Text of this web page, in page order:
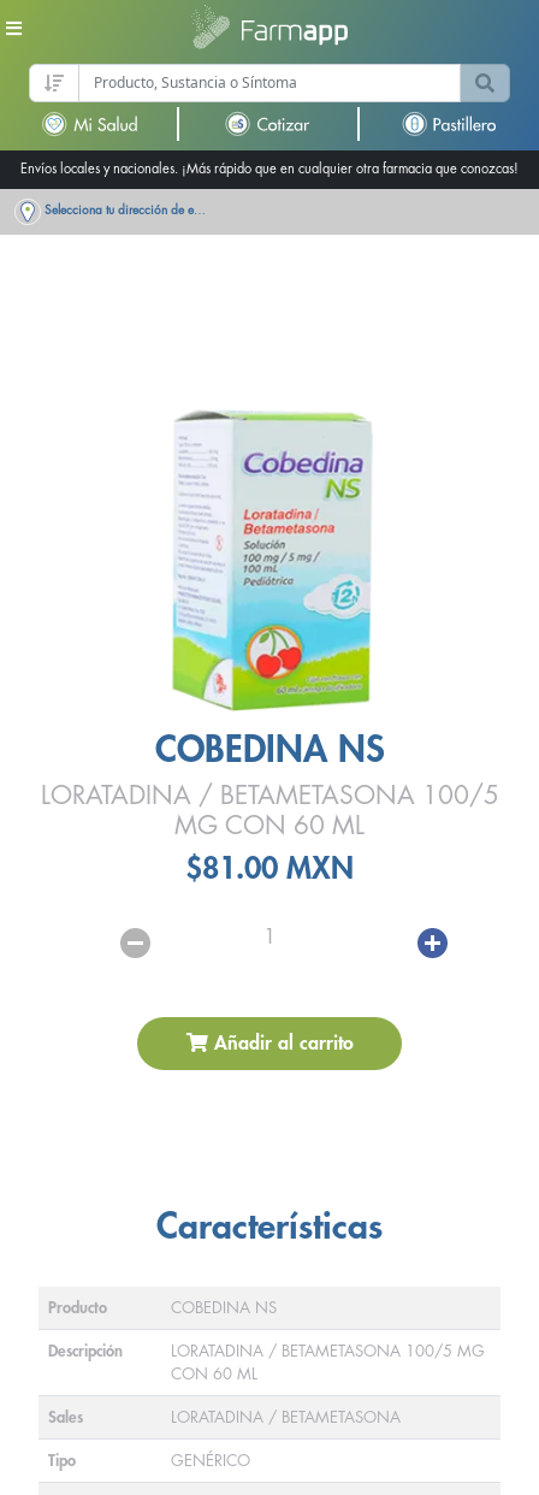
Envíos locales y nacionales. ¡Más rápido que en cualquier otra farmacia que conozcas!
Selecciona tu dirección de entrega
COBEDINA NS
LORATADINA / BETAMETASONA 100/5
MG CON 60 ML
$81.00 MXN
1
Añadir al carrito
Características
Producto COBEDINA NS
Descripción
LORATADINA / BETAMETASONA 100/5 MG
CON 60 ML
Sales LORATADINA / BETAMETASONA
Tipo GENÉRICO